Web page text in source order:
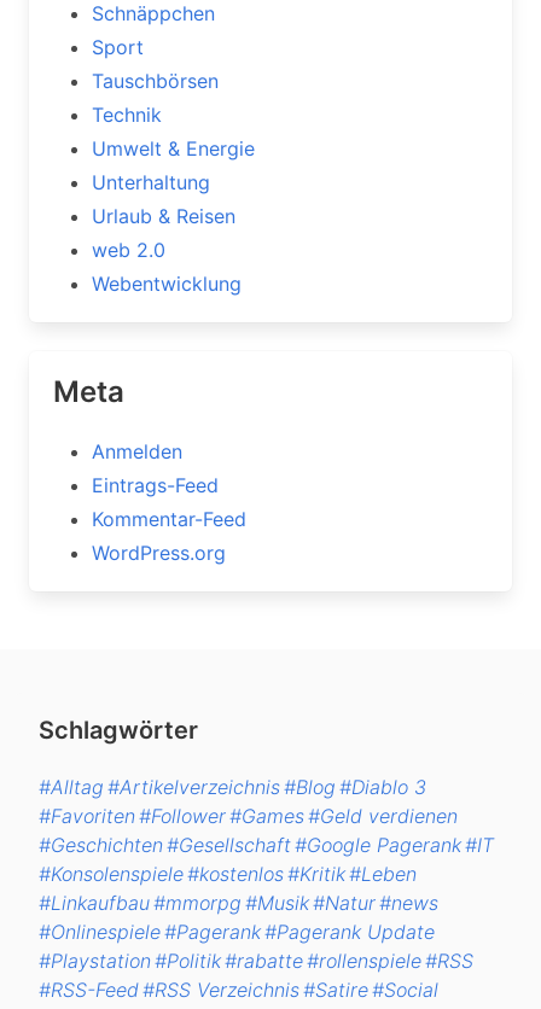
Schnäppchen
Sport
Tauschbörsen
Technik
Umwelt & Energie
Unterhaltung
Urlaub & Reisen
web 2.0
Webentwicklung
Meta
Anmelden
Eintrags-Feed
Kommentar-Feed
WordPress.org
Schlagwörter
#Alltag #Artikelverzeichnis#Blog #Diablo 3
#Favoriten#Follower#Games#Geld verdienen
#Geschichten#Gesellschaft#Google Pagerank#IT
#Konsolenspiele#kostenlos#Kritik#Leben
#Linkaufbau#mmorpg #Musik#Natur#news
#Onlinespiele#Pagerank#Pagerank Update
#Playstation#Politik#rabatte#rollenspiele#RSS
#RSS-Feed#RSS Verzeichnis#Satire#Social